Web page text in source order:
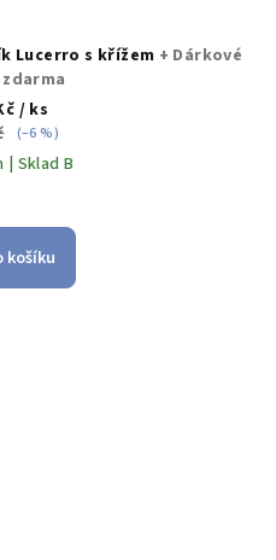
Lucerro s křížem + Dárkové
/ ks
(–6 %)
| Sklad B
košíku